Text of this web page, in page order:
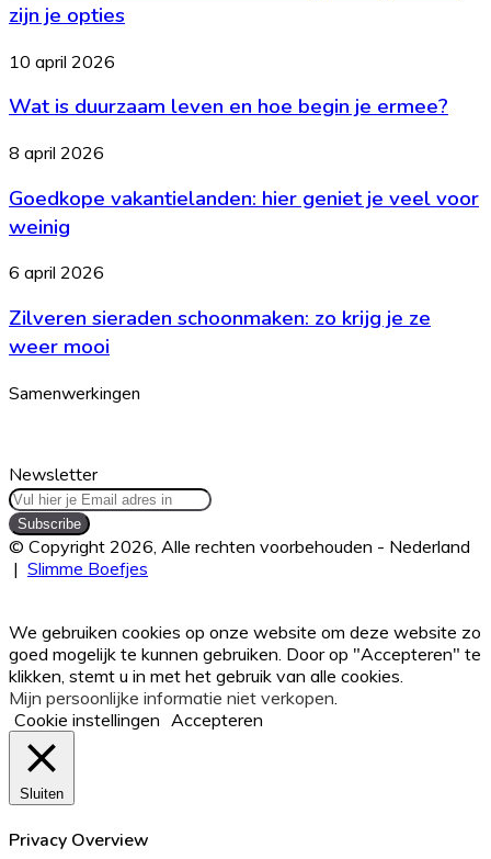
leeftijd
het?
tweedehands
kleding
Dit
zijn
je
zijn je opties
Wat
duurzaam
en
hoe
begin
je
ermee?
10 april 2026
Wat is duurzaam leven en hoe begin je ermee?
Goedkope
hier
geniet
je
voor
8 april 2026
Goedkope vakantielanden: hier geniet je veel voor
weinig
Zilveren
schoonmaken:
krijg
ze
6 april 2026
Zilveren sieraden schoonmaken: zo krijg je ze
weer mooi
Samenwerkingen
Newsletter
Vul
hier
je
Email
adres
© Copyright 2026, Alle rechten voorbehouden - Nederland
| Slimme Boefjes
top
button
We gebruiken cookies op onze website om deze website zo
goed mogelijk te kunnen gebruiken. Door op "Accepteren" te
klikken, stemt u in met het gebruik van alle cookies.
Mijn persoonlijke informatie niet verkopen
Cookie instellingen Accepteren
Sluiten
Privacy Overview